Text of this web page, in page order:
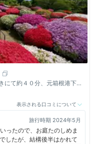
にて約４０分、元箱根港下
表示される口コミについて
旅行時期 2024年5月
ったので、お庭たのしめま
したが、結構後半はかれて